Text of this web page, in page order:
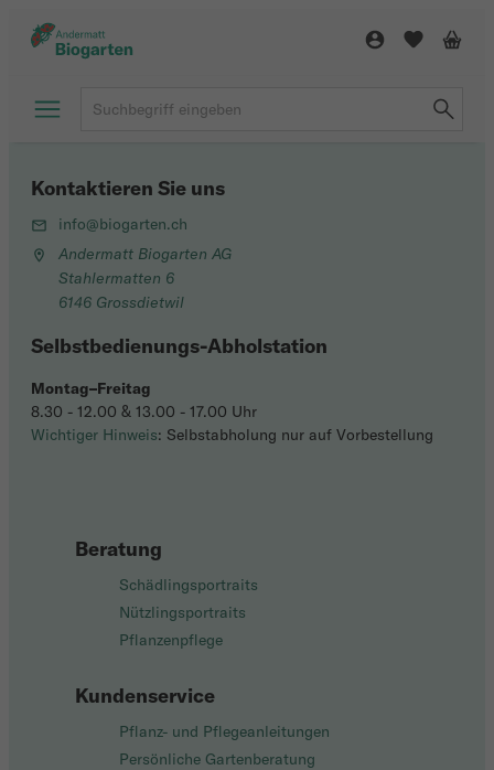
Beratung
Schädlingsportraits
Nützlingsportraits
Pflanzenpflege
Kundenservice
Pflanz- und Pflegeanleitungen
Persönliche Gartenberatung
Kontaktieren Sie uns
info@biogarten.ch
Andermatt Biogarten AG
Stahlermatten 6
6146 Grossdietwil
Selbstbedienungs-Abholstation
Montag–Freitag
8.30 - 12.00 & 13.00 - 17.00 Uhr
Wichtiger Hinweis: Selbstabholung nur auf Vorbestellung